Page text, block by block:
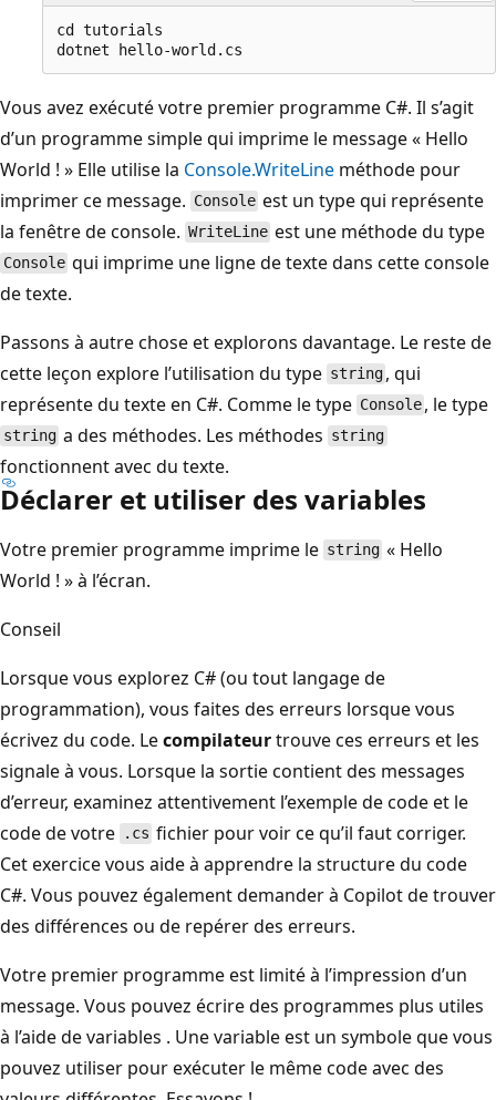
cd tutorials
Vous avez exécuté votre premier programme C#. Il s’agit
d’un programme simple qui imprime le message « Hello
World ! » Elle utilise la Console.WriteLine méthode pour
imprimer ce message. Console est un type qui représente
la fenêtre de console. WriteLine est une méthode du type
Console qui imprime une ligne de texte dans cette console
de texte.
Passons à autre chose et explorons davantage. Le reste de
cette leçon explore l’utilisation du type string , qui
représente du texte en C#. Comme le type Console , le type
string a des méthodes. Les méthodes string
fonctionnent avec du texte.
Déclarer et utiliser des variables
Votre premier programme imprime le string « Hello
World ! » à l’écran.
Conseil
Lorsque vous explorez C# (ou tout langage de
programmation), vous faites des erreurs lorsque vous
écrivez du code. Lecompilateurtrouve ces erreurs et les
signale à vous. Lorsque la sortie contient des messages
d’erreur, examinez attentivement l’exemple de code et le
code de votre
.cs fichier pour voir ce qu’il faut corriger.
Cet exercice vous aide à apprendre la structure du code
C#. Vous pouvez également demander à Copilot de trouver
des différences ou de repérer des erreurs.
Votre premier programme est limité à l’impression d’un
message. Vous pouvez écrire des programmes plus utiles
à l’aide de variables . Une variableest un symbole que vous
pouvez utiliser pour exécuter le même code avec des